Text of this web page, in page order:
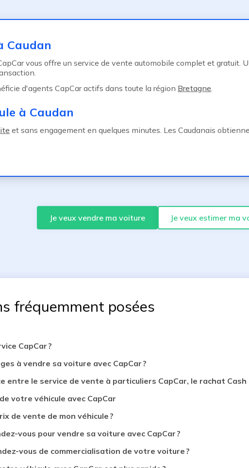
Caudan
vous offre un service de vente automobile complet et gratuit.
d'agents CapCar actifs dans toute la région Bretagne.
à Caudan
et sans engagement en quelques minutes. Les Caudanais
Je veux vendre ma voiture Je veux estimer ma
fréquemment posées
CapCar ?
à vendre sa voiture avec CapCar ?
entre le service de vente à particuliers CapCar, le rachat Cash
votre véhicule avec CapCar
de vente de mon véhicule ?
vous pour vendre sa voiture avec CapCar ?
vous de commercialisation de votre voiture ?